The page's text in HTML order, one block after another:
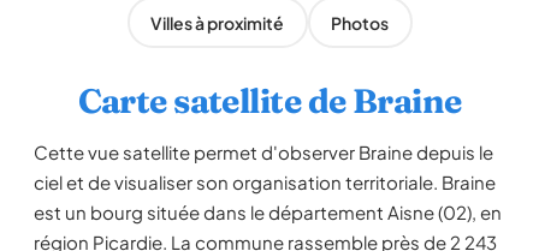
Villes à proximité Photos
Carte satellite de Braine
Cette vue satellite permet d'observer Braine depuis le
ciel et de visualiser son organisation territoriale. Braine
est un bourg située dans le département Aisne (02), en
région Picardie. La commune rassemble près de 2 243